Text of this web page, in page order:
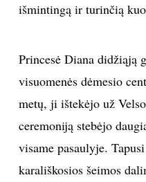
LAISVALAIKIS
MUZIKA
TEATRAS
SPORTAS
išmintingą ir turinčią
Princesė Diana didžiąją
visuomenės dėmesio
metų, ji ištekėjo už
ceremoniją stebėjo
visame pasaulyje.
karališkosios šeimos